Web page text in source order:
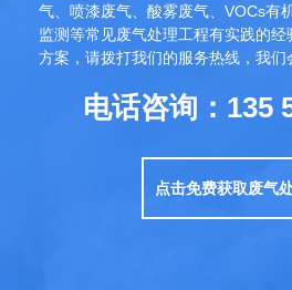
气、喷漆废气、酸雾废气、VOCs有
监测等常见废气处理工程有实践的
方案，请拨打我们的服务热线，我们
电话咨询：135
点击免费获取废气